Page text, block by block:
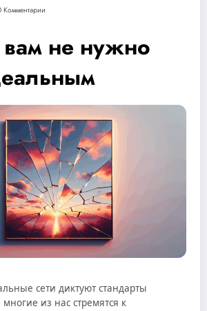
Комментарии
не нужно
сети диктуют стандарты
многие из нас стремятся к